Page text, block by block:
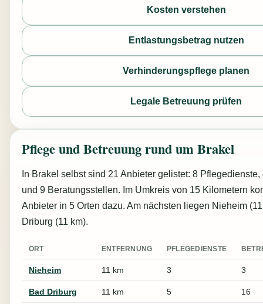
Kosten verstehen
Entlastungsbetrag nutzen
Verhinderungspflege planen
Legale Betreuung prüfen
Pflege und Betreuung rund um Brakel
In Brakel selbst sind 21 Anbieter gelistet: 8
und 9 Beratungsstellen. Im Umkreis von 15 Kilometern
Anbieter in 5 Orten dazu. Am nächsten liegen Nieheim
Driburg (11 km).
ORT ENTFERNUNG PFLEGEDIENSTE
Nieheim 11 km 3 3
Bad Driburg 11 km 5 16